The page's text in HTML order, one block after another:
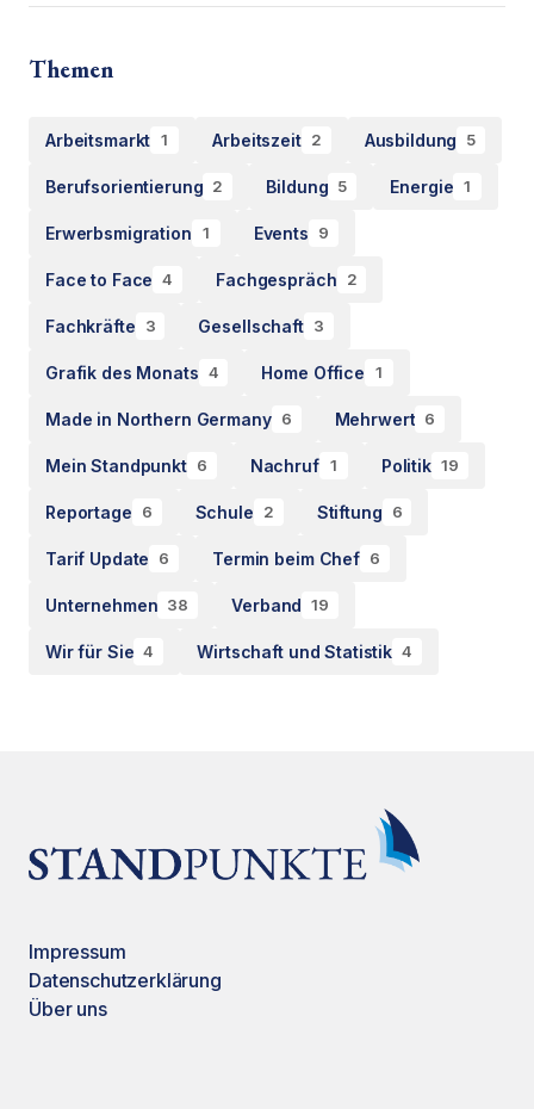
Themen
Arbeitsmarkt 1 Arbeitszeit 2 Ausbildung 5
Berufsorientierung 2 Bildung 5 Energie 1
Erwerbsmigration 1 Events 9
Face to Face 4 Fachgespräch 2
Fachkräfte 3 Gesellschaft 3
Grafik des Monats 4 Home Office 1
Made in Northern Germany 6 Mehrwert 6
Mein Standpunkt 6 Nachruf 1 Politik 19
Reportage 6 Schule 2 Stiftung 6
Tarif Update 6 Termin beim Chef 6
Unternehmen 38 Verband 19
Wir für Sie 4 Wirtschaft und Statistik 4
Impressum
Datenschutzerklärung
Über uns